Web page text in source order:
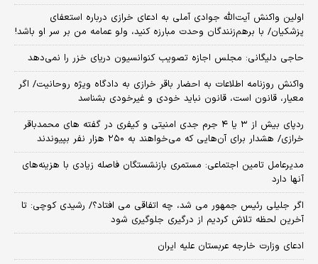
اولین واکنش آیت‌الله جوادی آملی به ادعای خرازی درباره استعفای
پزشکیان/ با برهم‌زنندگان وحدت مبارزه کنید، ولو عمامه من بر سر او باشد!
حاجی دلیگانی: مجلس اجازه تصویب کنوانسیون دریای خزر را نمی‌دهد
واکنش روزنامه اطلاعات به احضار باقر خرازی به دادگاه ویژه روحانیت/ اگر
معیار، قانون است، قانون نباید خودی و غیرخودی بشناسد
ردپای بیش از ۳ یا ۴ جرم جدی امنیتی و کیفری در گفته های محمدباقر
خرازی/ هشدار برای آن‌هایی که می‌خواهند به ۲۵۰ هزار نفر بپیوندند
مدیرعامل تامین اجتماعی: مستمری بازنشستگان فاصله زیادی با هزینه‌های
آنها دارد
اگر جلیلی رئیس جمهور می شد، چه اتفاقی می افتاد؟/ رشیدی کوچی: تا
آخرین لحظه تلاش کردیم از درگیری جلوگیری شود
ادعای وزارت خارجه عربستان علیه ایران